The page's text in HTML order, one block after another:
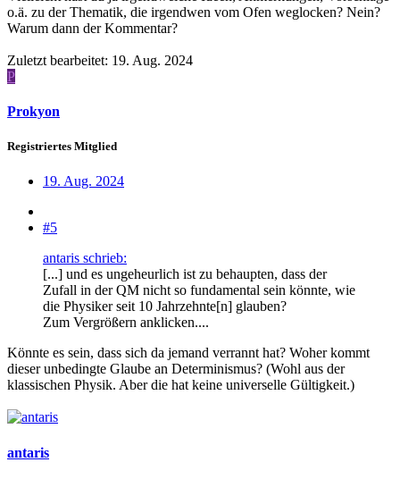
o.ä. zu der Thematik, die irgendwen vom Ofen weglocken? Nein?
Warum dann der Kommentar?
Zuletzt bearbeitet: 19. Aug. 2024
P
Prokyon
Registriertes Mitglied
19. Aug. 2024
#5
antaris schrieb:
[...] und es ungeheurlich ist zu behaupten, dass der
Zufall in der QM nicht so fundamental sein könnte, wie
die Physiker seit 10 Jahrzehnte[n] glauben?
Zum Vergrößern anklicken....
Könnte es sein, dass sich da jemand verrannt hat? Woher kommt
dieser unbedingte Glaube an Determinismus? (Wohl aus der
klassischen Physik. Aber die hat keine universelle Gültigkeit.)
antaris